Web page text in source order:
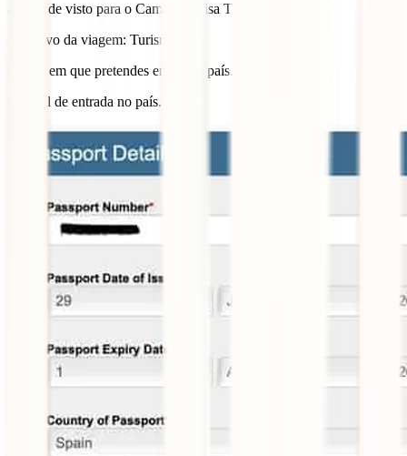
– Tipo de visto para o Camboja: Visa T.
– Motivo da viagem: Turismo.
– Data em que pretendes entrar no país.
– Local de entrada no país.